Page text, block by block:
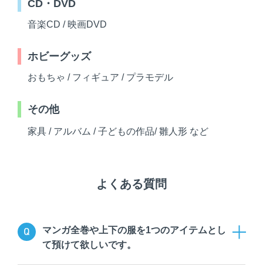
CD・DVD
音楽CD / 映画DVD
ホビーグッズ
おもちゃ / フィギュア / プラモデル
その他
家具 / アルバム / 子どもの作品/ 雛人形 など
よくある質問
Q
マンガ全巻や上下の服を1つのアイテムとし
て預けて欲しいです。